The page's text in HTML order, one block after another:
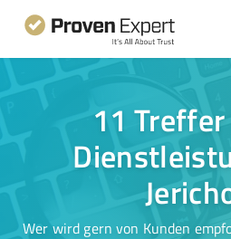
11
Wer wird gern von Kunden